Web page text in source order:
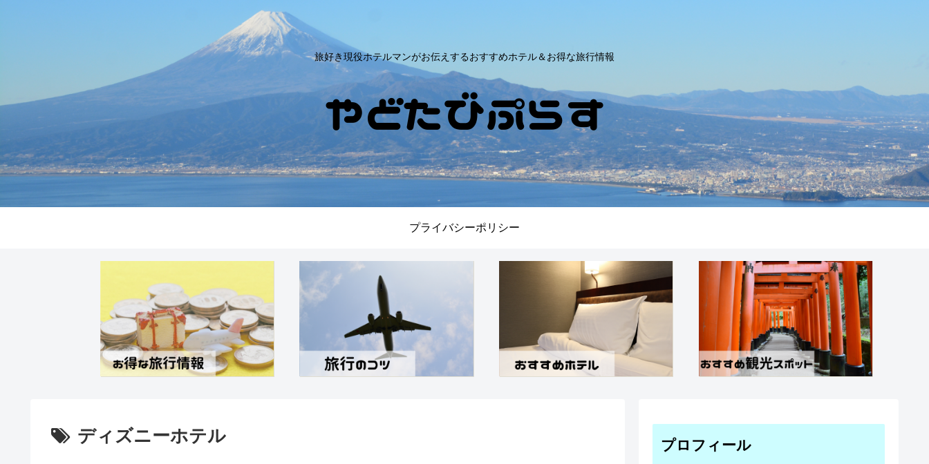
旅好き現役ホテルマンがお伝えするおすすめホテル＆お得な旅行情報
プライバシーポリシー
ディズニーホテル プロフィール